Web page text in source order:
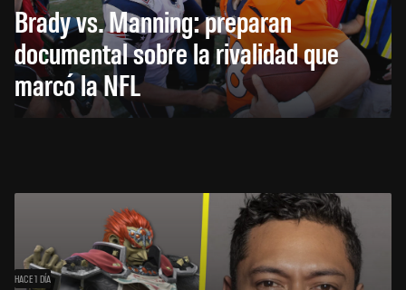
Brady vs. Manning: preparan
documental sobre la rivalidad que
marcó la NFL
HACE 1 DÍA